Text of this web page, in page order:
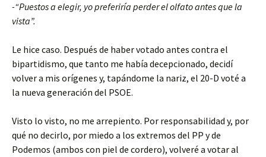
-“Puestos a elegir, yo preferiría perder el olfato antes que la
vista”.
Le hice caso. Después de haber votado antes contra el
bipartidismo, que tanto me había decepcionado, decidí
volver a mis orígenes y, tapándome la nariz, el 20-D voté a
la nueva generación del PSOE.
Visto lo visto, no me arrepiento. Por responsabilidad y, por
qué no decirlo, por miedo a los extremos del PP y de
Podemos (ambos con piel de cordero), volveré a votar al